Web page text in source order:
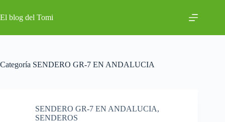
al
contenido
El blog del Tomi
Categoría SENDERO GR-7 EN ANDALUCIA
SENDERO GR-7 EN ANDALUCIA,
SENDEROS